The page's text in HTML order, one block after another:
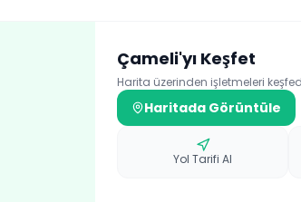
Çameli'yı Keşfet
Harita üzerinden işletmeleri
Haritada Görüntüle
Yol Tarifi Al